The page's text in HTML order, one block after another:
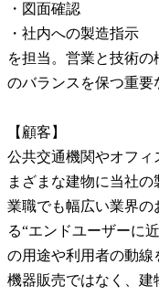
・図面確認
・社内への製造指示
を担当。営業と技術
のバランスを保つ重要
【顧客】
公共交通機関やオフィ
まざまな建物に当社
業職でも幅広い業界
る“エンドユーザーに
の用途や利用者の動線
機器販売ではなく、